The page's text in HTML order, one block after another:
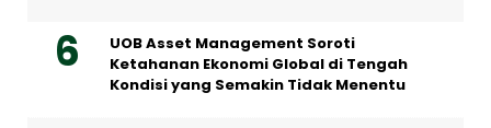
UOB Asset Management Soroti
Ketahanan Ekonomi Global di Tengah
Kondisi yang Semakin Tidak Menentu